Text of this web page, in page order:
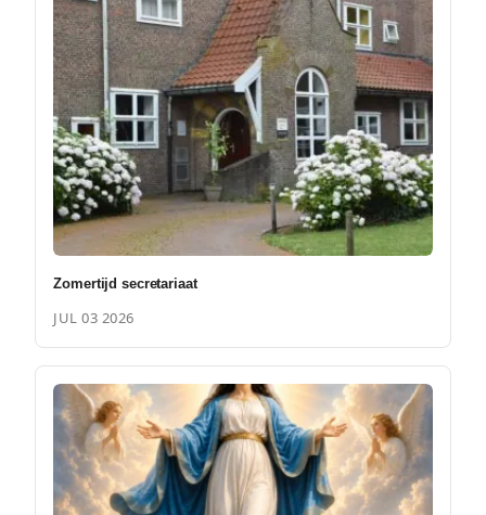
Zomertijd secretariaat
JUL 03 2026